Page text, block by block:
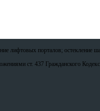
лифтовых порталов; остекление
ст. 437 Гражданского